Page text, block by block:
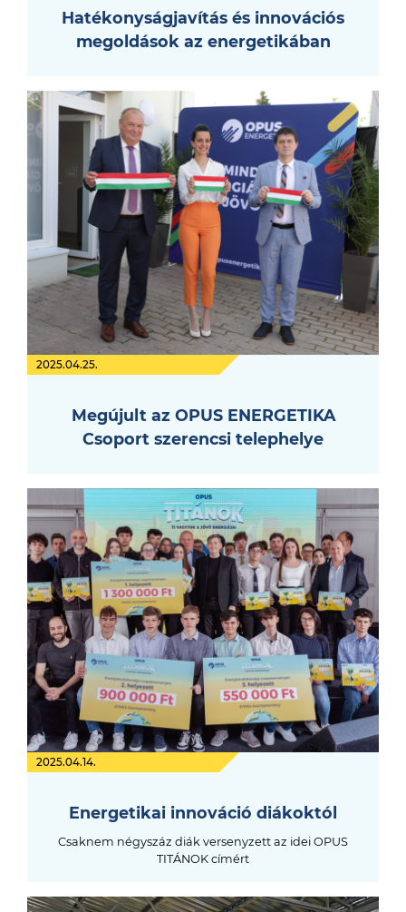
Hatékonyságjavítás és innovációs
megoldások az energetikában
2025.04.25.
Megújult az OPUS ENERGETIKA
Csoport szerencsi telephelye
2025.04.14.
Energetikai innováció diákoktól
Csaknem négyszáz diák versenyzett az idei OPUS
TITÁNOK címért